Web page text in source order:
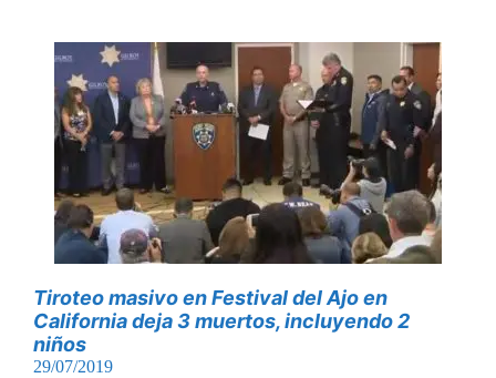
Tiroteo masivo en Festival del Ajo en
California deja 3 muertos, incluyendo 2
niños
29/07/2019